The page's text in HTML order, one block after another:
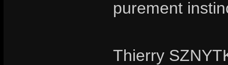
purement
Thierry